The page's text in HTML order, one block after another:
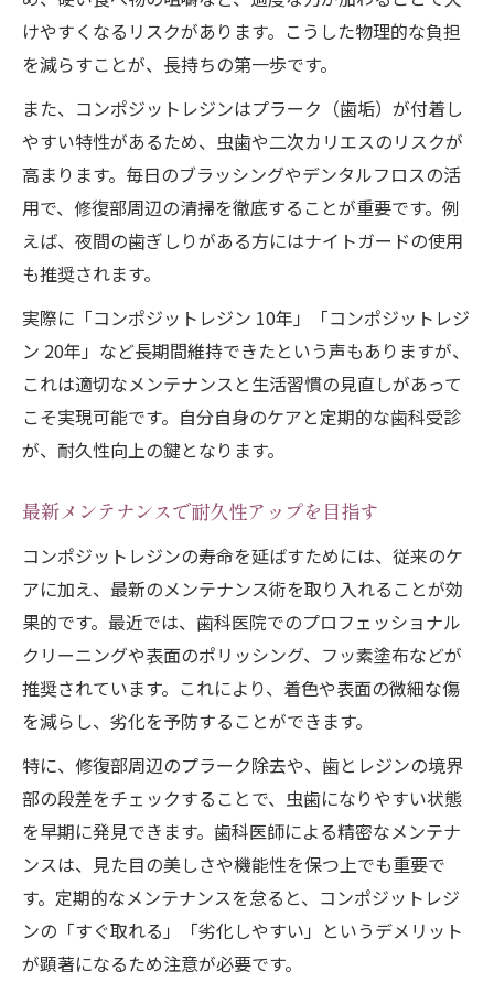
けやすくなるリスクがあります。こうした物理的な負担
を減らすことが、長持ちの第一歩です。
また、コンポジットレジンはプラーク（歯垢）が付着し
やすい特性があるため、虫歯や二次カリエスのリスクが
高まります。毎日のブラッシングやデンタルフロスの活
用で、修復部周辺の清掃を徹底することが重要です。例
えば、夜間の歯ぎしりがある方にはナイトガードの使用
も推奨されます。
実際に「コンポジットレジン 10年」「コンポジットレジ
ン 20年」など長期間維持できたという声もありますが、
これは適切なメンテナンスと生活習慣の見直しがあって
こそ実現可能です。自分自身のケアと定期的な歯科受診
が、耐久性向上の鍵となります。
最新メンテナンスで耐久性アップを目指す
コンポジットレジンの寿命を延ばすためには、従来のケ
アに加え、最新のメンテナンス術を取り入れることが効
果的です。最近では、歯科医院でのプロフェッショナル
クリーニングや表面のポリッシング、フッ素塗布などが
推奨されています。これにより、着色や表面の微細な傷
を減らし、劣化を予防することができます。
特に、修復部周辺のプラーク除去や、歯とレジンの境界
部の段差をチェックすることで、虫歯になりやすい状態
を早期に発見できます。歯科医師による精密なメンテナ
ンスは、見た目の美しさや機能性を保つ上でも重要で
す。定期的なメンテナンスを怠ると、コンポジットレジ
ンの「すぐ取れる」「劣化しやすい」というデメリット
が顕著になるため注意が必要です。